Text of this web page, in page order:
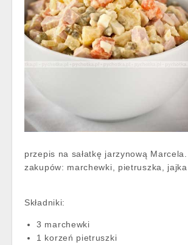
przepis na sałatkę jarzynową
zakupów: marchewki, pietruszka,
Składniki:
3 marchewki
1 korzeń pietruszki